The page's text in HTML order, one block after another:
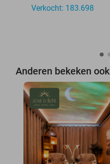
Verkocht: 183.698
Anderen bekeken ook